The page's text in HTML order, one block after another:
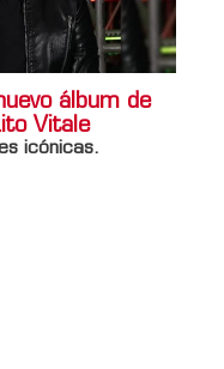
álbum de
Vitale
icónicas.